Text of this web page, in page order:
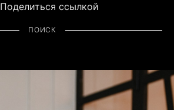
Поделиться ссылкой
ПОИСК